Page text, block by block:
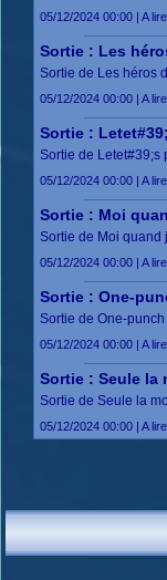
05/12/2024 00:00 | A
Sortie : Les
Sortie de Les héros
05/12/2024 00:00 | A
Sortie :
Sortie de Letet#39;s
05/12/2024 00:00 | A
Sortie : Moi
Sortie de Moi quand
05/12/2024 00:00 | A
Sortie : One-
Sortie de One-
05/12/2024 00:00 | A
Sortie : Seule la
Sortie de Seule la
05/12/2024 00:00 | A